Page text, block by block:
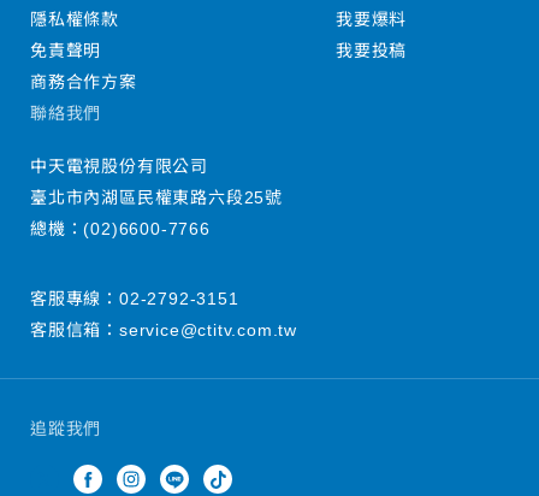
追蹤我們
隱私權條款
免責聲明
商務合作方案
我要爆料
我要投稿
聯絡我們
中天電視股份有限公司
臺北市內湖區民權東路六段25號
總機：(02)6600-7766
客服專線： 02-2792-3151
客服信箱： service@ctitv.com.tw